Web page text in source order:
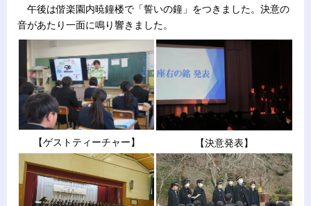
午後は偕楽園内暁鐘楼で「誓いの鐘」をつきました。決意の
音があたり一面に鳴り響きました。
【ゲストティーチャー】 【決意発表】